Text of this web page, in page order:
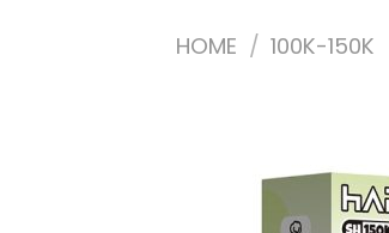
HOME / 100K-150K